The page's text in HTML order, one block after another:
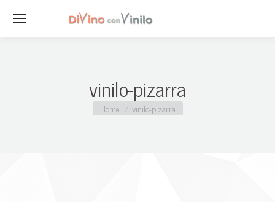
vinilo-pizarra
You are here:
Home vinilo-pizarra